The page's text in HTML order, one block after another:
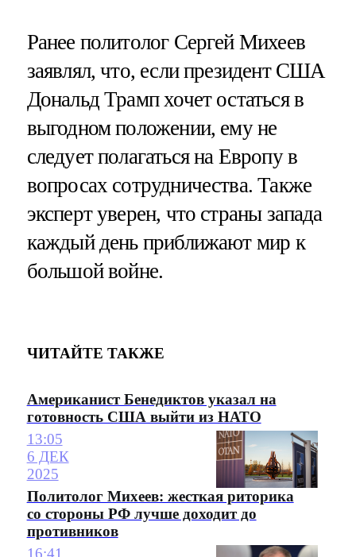
Ранее политолог Сергей Михеев
заявлял, что, если президент США
Дональд Трамп хочет остаться в
выгодном положении, ему не
следует полагаться на Европу в
вопросах сотрудничества. Также
эксперт уверен, что страны запада
каждый день приближают мир к
большой войне.
ЧИТАЙТЕ ТАКЖЕ
Американист Бенедиктов указал на
готовность США выйти из НАТО
13:05
6 ДЕК
2025
Политолог Михеев: жесткая риторика
со стороны РФ лучше доходит до
противников